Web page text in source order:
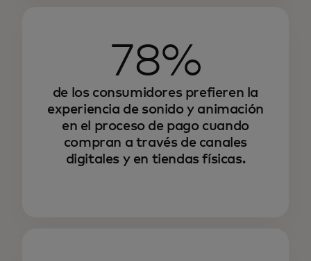
78%
de los consumidores prefieren la
experiencia de sonido y animación
en el proceso de pago cuando
compran a través de canales
digitales y en tiendas físicas.